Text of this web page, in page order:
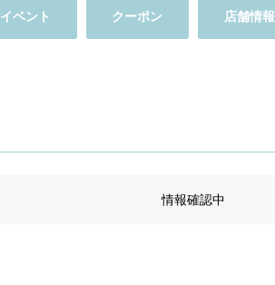
イベント クーポン 店舗情報
情報確認中